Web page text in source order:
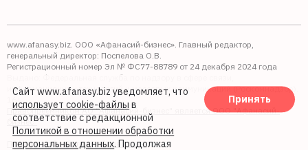
www.afanasy.biz. ООО «Афанасий-бизнес». Главный редактор,
генеральный директор: Поспелова О.В.
Регистрационный номер Эл № ФС77-88789 от 24 декабря 2024 года
Выдано: Федеральная служба по надзору в сфере связи,
информационных технологий и массовых коммуникаций (Роскомнадзор).
Правопреемником АО "Афанасий-бизнес" является ООО "Афанасий-
бизнес"
Политика обработки файлов cookie
Сайт www.afanasy.biz уведомляет, что
использует cookie-файлы в
соответствие с редакционной
Политикой в отношении обработки
персональных данных. Продолжая
Принять